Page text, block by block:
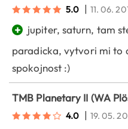
5.0 | 11. 06.
+
jupiter, saturn, tam
paradicka, vytvori mi to
spokojnost :)
TMB Planetary II (WA
4.0 | 19. 05.